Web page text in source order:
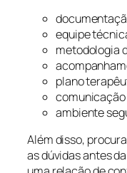
equipe
metodologia
plano
ambiente
Além disso,
as dúvidas antes